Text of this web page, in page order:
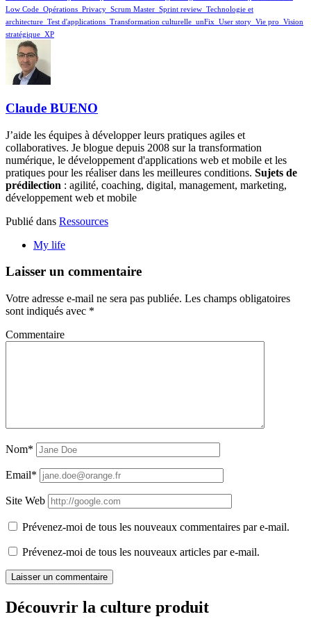
Low Code _Opérations _Privacy _Scrum Master _Sprint review _Technologie et
architecture _Test d'applications _Transformation culturelle _unFix _User story _Vie pro _Vision
stratégique _XP
Claude BUENO
J’aide les équipes à développer leurs pratiques agiles et
collaboratives. Je blogue depuis 2008 sur la transformation
numérique, le développement d'applications web et mobile et les
pratiques pour les réaliser dans les meilleures conditions. Sujets de
prédilection : agilité, coaching, digital, management, marketing,
développement web et mobile
Publié dans Ressources
My life
Laisser un commentaire
Votre adresse e-mail ne sera pas publiée. Les champs obligatoires
sont indiqués avec *
Commentaire
Nom*
Email*
Site Web
Prévenez-moi de tous les nouveaux commentaires par e-mail.
Prévenez-moi de tous les nouveaux articles par e-mail.
Découvrir la culture produit